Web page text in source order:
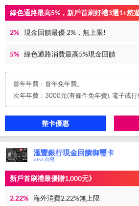
綠色通路最高5%，新戶首刷好禮3選1+悠
2% 現金回饋最優 2%，無上限!
5% 綠色通路消費最高5%現金回饋
首年年費：首年免年費。
整卡優惠
滙豐銀行現金回饋御璽卡
VISA 御璽
新戶首刷禮最優贈1,000元》
2.22% 海外消費2.22%無上限